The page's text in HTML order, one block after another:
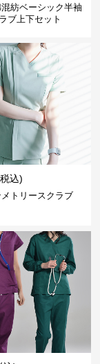
紡ベーシック半袖
ブ上下セット
込)
トリースクラブ